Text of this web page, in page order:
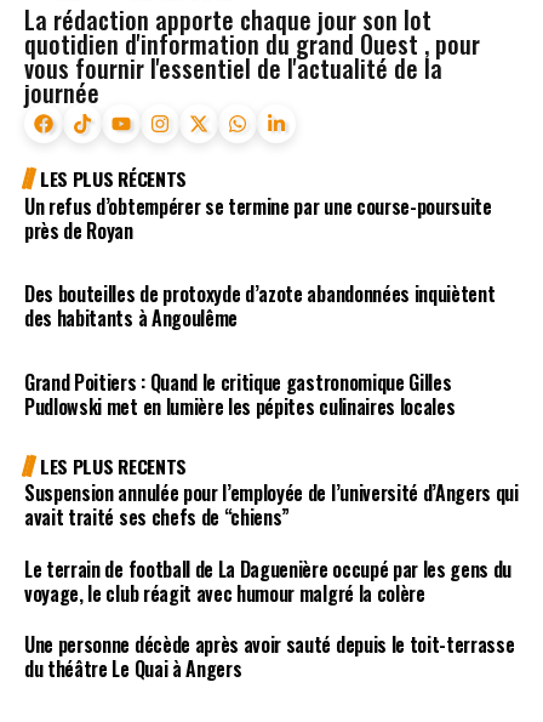
La rédaction apporte chaque jour son lot
quotidien d'information du grand Ouest , pour
vous fournir l'essentiel de l'actualité de la
journée
LES PLUS RÉCENTS
Un refus d’obtempérer se termine par une course-poursuite
près de Royan
Des bouteilles de protoxyde d’azote abandonnées inquiètent
des habitants à Angoulême
Grand Poitiers : Quand le critique gastronomique Gilles
Pudlowski met en lumière les pépites culinaires locales
LES PLUS RECENTS
Suspension annulée pour l’employée de l’université d’Angers qui
avait traité ses chefs de “chiens”
Le terrain de football de La Daguenière occupé par les gens du
voyage, le club réagit avec humour malgré la colère
Une personne décède après avoir sauté depuis le toit-terrasse
du théâtre Le Quai à Angers